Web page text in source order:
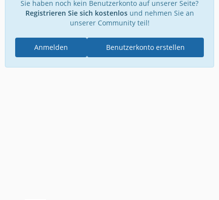
Sie haben noch kein Benutzerkonto auf unserer Seite?
Registrieren Sie sich kostenlosund nehmen Sie an
unserer Community teil!
Benutzerkonto erstellen
Anmelden